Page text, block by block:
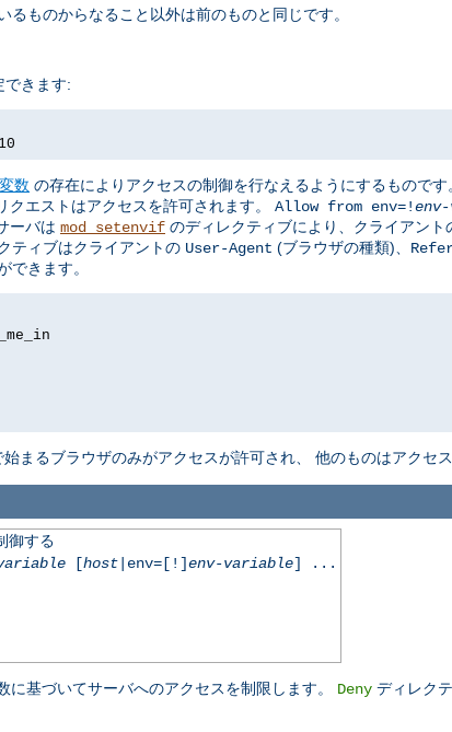
ものからなること以外は前のものと同じです。
できます:
数 の存在によりアクセスの制御を行なえるようにするものです
クエストはアクセスを許可されます。 Allow from env=!
ーバは mod_setenvif のディレクティブにより、クライアン
ティブはクライアントの User-Agent (ブラウザの種類)、
できます。
始まるブラウザのみがアクセスが許可され、 他のものはアクセス
御する
[host|env=[!]env-variable] ...
基づいてサーバへのアクセスを制限します。 Deny ディレク